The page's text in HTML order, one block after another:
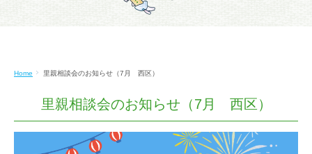
Home 里親相談会のお知らせ（7月 西区）
里親相談会のお知らせ（7月 西区）
アクセス